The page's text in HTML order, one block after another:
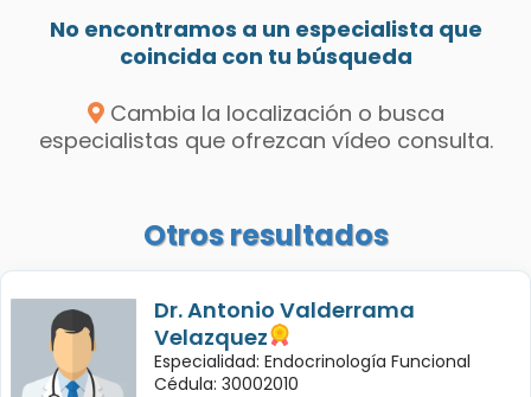
No encontramos a un especialista que
coincida con tu búsqueda
Cambia la localización o busca
especialistas que ofrezcan vídeo consulta.
Otros resultados
Dr. Antonio Valderrama
Velazquez
Especialidad: Endocrinología Funcional
Cédula: 30002010